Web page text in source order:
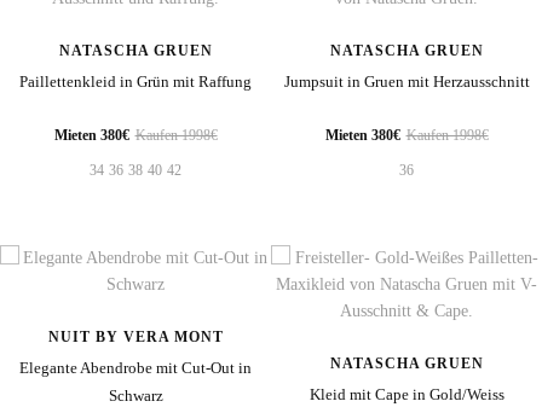
NATASCHA GRUEN
Paillettenkleid in Grün mit Raffung
Mieten 380€ Kaufen 1998€
34 36 38 40 42
NATASCHA GRUEN
Jumpsuit in Gruen mit Herzausschnitt
Mieten 380€ Kaufen 1998€
36
NUIT BY VERA MONT
Elegante Abendrobe mit Cut-Out in
Schwarz
NATASCHA GRUEN
Kleid mit Cape in Gold/Weiss